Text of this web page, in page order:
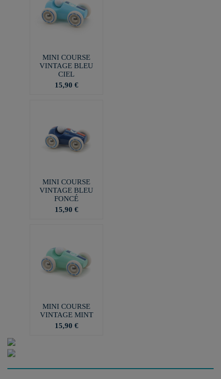
MINI COURSE
VINTAGE BLEU
CIEL
15,90 €
MINI COURSE
VINTAGE BLEU
FONCÉ
15,90 €
MINI COURSE
VINTAGE MINT
15,90 €